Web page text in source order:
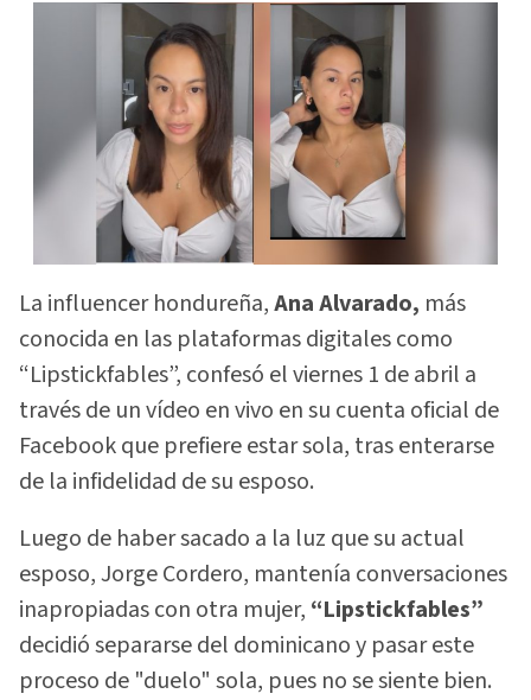
La influencer hondureña,Ana Alvarado, más
conocida en las plataformas digitales como
“Lipstickfables”, confesó el viernes 1 de abril a
través de un vídeo en vivo en su cuenta oficial de
Facebook que prefiere estar sola, tras enterarse
de la infidelidad de su esposo.
Luego de haber sacado a la luz que su actual
esposo, Jorge Cordero, mantenía conversaciones
inapropiadas con otra mujer, “Lipstickfables”
decidió separarse del dominicano y pasar este
proceso de "duelo" sola, pues no se siente bien.